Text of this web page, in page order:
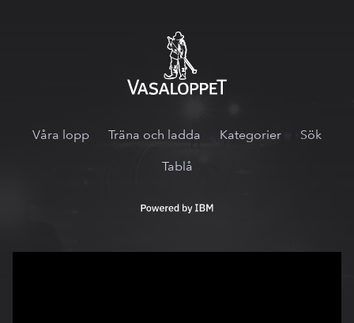
Vasaloppet.tv
Våra lopp Träna och ladda Kategorier Sök
Tablå
Powered
IBM